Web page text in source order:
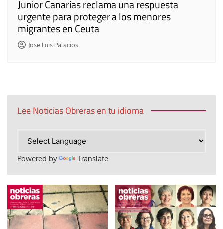
Junior Canarias reclama una respuesta
urgente para proteger a los menores
migrantes en Ceuta
Jose Luis Palacios
Lee Noticias Obreras en tu idioma
Powered by Translate